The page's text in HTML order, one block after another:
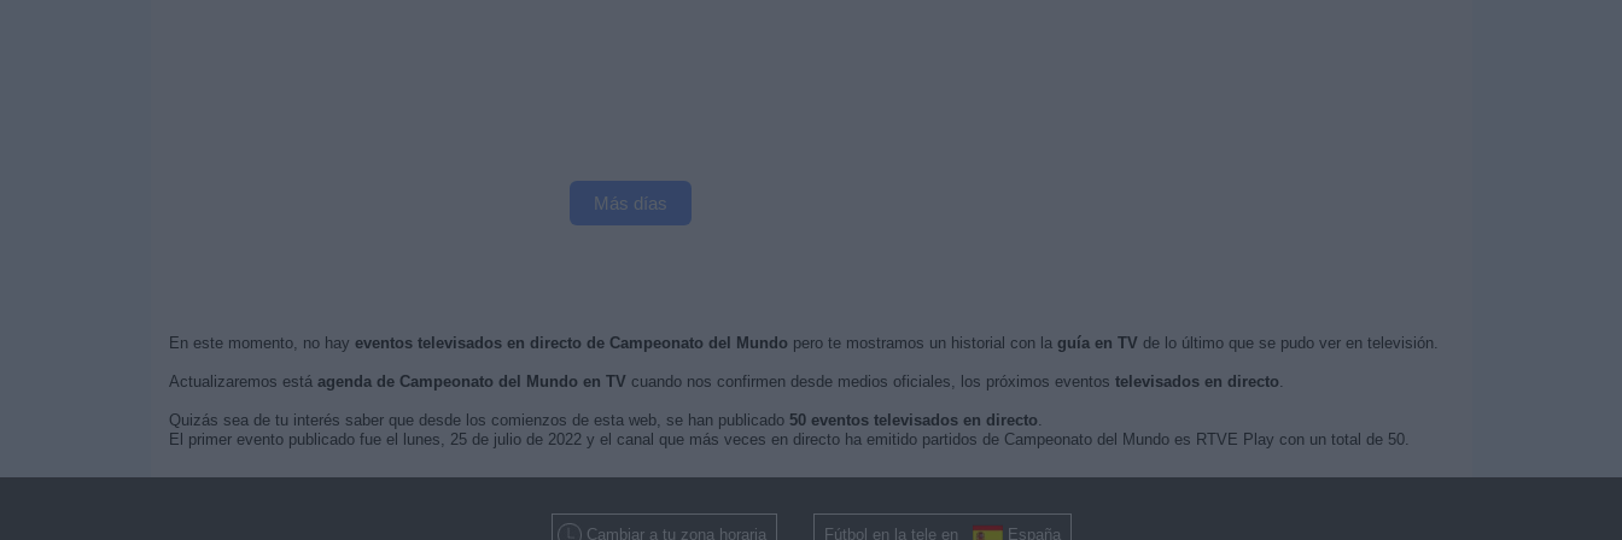
Más días
En este momento, no hay eventos televisados en directo de Campeonato del Mundo pero te mostramos un historial con la guía en TV de lo último que se pudo ver en televisión.
Actualizaremos está agenda de Campeonato del Mundo en TV cuando nos confirmen desde medios oficiales, los próximos eventos televisados en directo.
Quizás sea de tu interés saber que desde los comienzos de esta web, se han publicado 50 eventos televisados en directo.
El primer evento publicado fue el lunes, 25 de julio de 2022 y el canal que más veces en directo ha emitido partidos de Campeonato del Mundo es RTVE Play con un total de 50.
Cambiar a tu zona horaria Fútbol en la tele en España